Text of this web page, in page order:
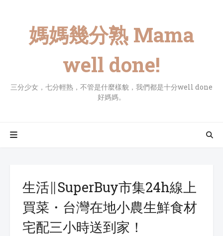
媽媽幾分熟 Mama
well done!
三分少女，七分輕熟，不管是什麼樣貌，我們都是十分well done
好媽媽。
生活∥SuperBuy市集24h線上
買菜・台灣在地小農生鮮食材
宅配三小時送到家！